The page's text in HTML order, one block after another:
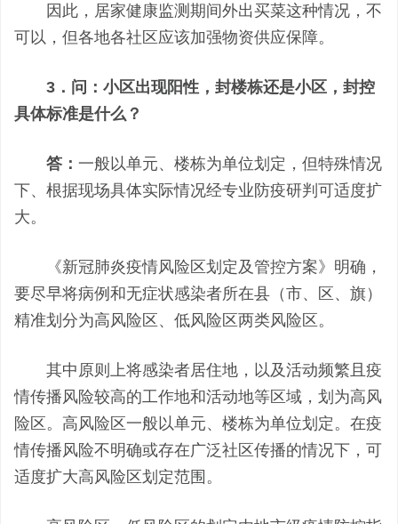
因此，居家健康监测期间外出买菜这种情况，不
可以，但各地各社区应该加强物资供应保障。
3．问：小区出现阳性，封楼栋还是小区，封控
具体标准是什么？
答： 一般以单元、楼栋为单位划定，但特殊情况
下、根据现场具体实际情况经专业防疫研判可适度扩
大。
《新冠肺炎疫情风险区划定及管控方案》明确，
要尽早将病例和无症状感染者所在县（市、区、旗）
精准划分为高风险区、低风险区两类风险区。
其中原则上将感染者居住地，以及活动频繁且疫
情传播风险较高的工作地和活动地等区域，划为高风
险区。高风险区一般以单元、楼栋为单位划定。在疫
情传播风险不明确或存在广泛社区传播的情况下，可
适度扩大高风险区划定范围。